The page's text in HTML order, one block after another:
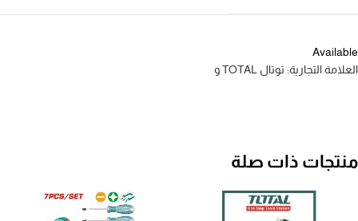
Available
العلامة التجارية: توتال TOTAL و
منتجات ذات صلة